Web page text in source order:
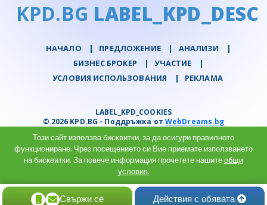
Свържи се Действия с обявата
KPD.BG LABEL_KPD_DESC
НАЧАЛО | ПРЕДЛОЖЕНИЕ | АНАЛИЗИ
|
БИЗНЕС БРОКЕР
| УЧАСТИЕ
|
УСЛОВИЯ ИСПОЛЬЗОВАНИЯ
| РЕКЛАМА
LABEL_KPD_COOKIES
© 2026 KPD.BG - Поддръжка отWebDreams.bg
Този сайт използва бисквитки, за да осигури правилното
функциониране. Чрез посещението си Вие приемате използването
на бисквитки. За повече информация прочетете нашитеобщи
условия.
Разбрах